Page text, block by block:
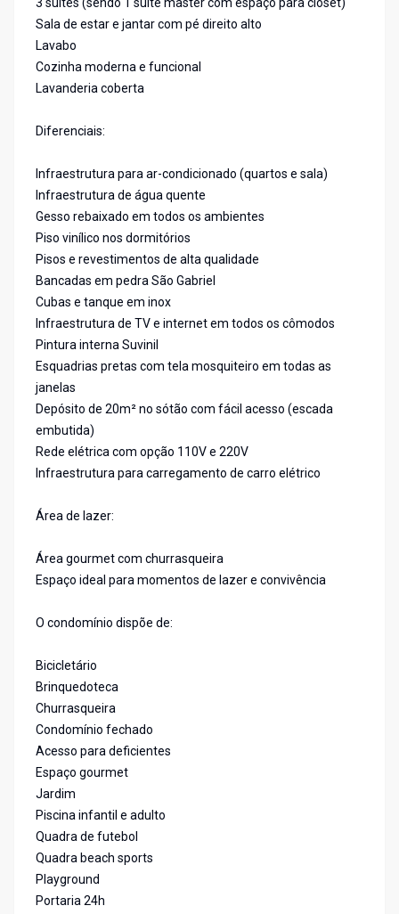
3 suítes (sendo 1 suíte master com espaço para closet)
Sala de estar e jantar com pé direito alto
Lavabo
Cozinha moderna e funcional
Lavanderia coberta
Diferenciais:
Infraestrutura para ar-condicionado (quartos e sala)
Infraestrutura de água quente
Gesso rebaixado em todos os ambientes
Piso vinílico nos dormitórios
Pisos e revestimentos de alta qualidade
Bancadas em pedra São Gabriel
Cubas e tanque em inox
Infraestrutura de TV e internet em todos os cômodos
Pintura interna Suvinil
Esquadrias pretas com tela mosquiteiro em todas as
janelas
Depósito de 20m² no sótão com fácil acesso (escada
embutida)
Rede elétrica com opção 110V e 220V
Infraestrutura para carregamento de carro elétrico
Área de lazer:
Área gourmet com churrasqueira
Espaço ideal para momentos de lazer e convivência
O condomínio dispõe de:
Bicicletário
Brinquedoteca
Churrasqueira
Condomínio fechado
Acesso para deficientes
Espaço gourmet
Jardim
Piscina infantil e adulto
Quadra de futebol
Quadra beach sports
Playground
Portaria 24h